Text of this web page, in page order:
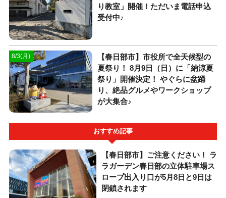
り教室」開催！ただいま電話申込
受付中♪
8/3(月)
【春日部市】市役所で全天候型の
夏祭り！ 8月9日（日）に「納涼夏
祭り」開催決定！ やぐらに盆踊
り、絶品グルメやワークショップ
が大集合♪
おすすめ記事
【春日部市】ご注意ください！ ラ
ラガーデン春日部の立体駐車場ス
ロープ出入り口が5月8日と9日は
閉鎖されます